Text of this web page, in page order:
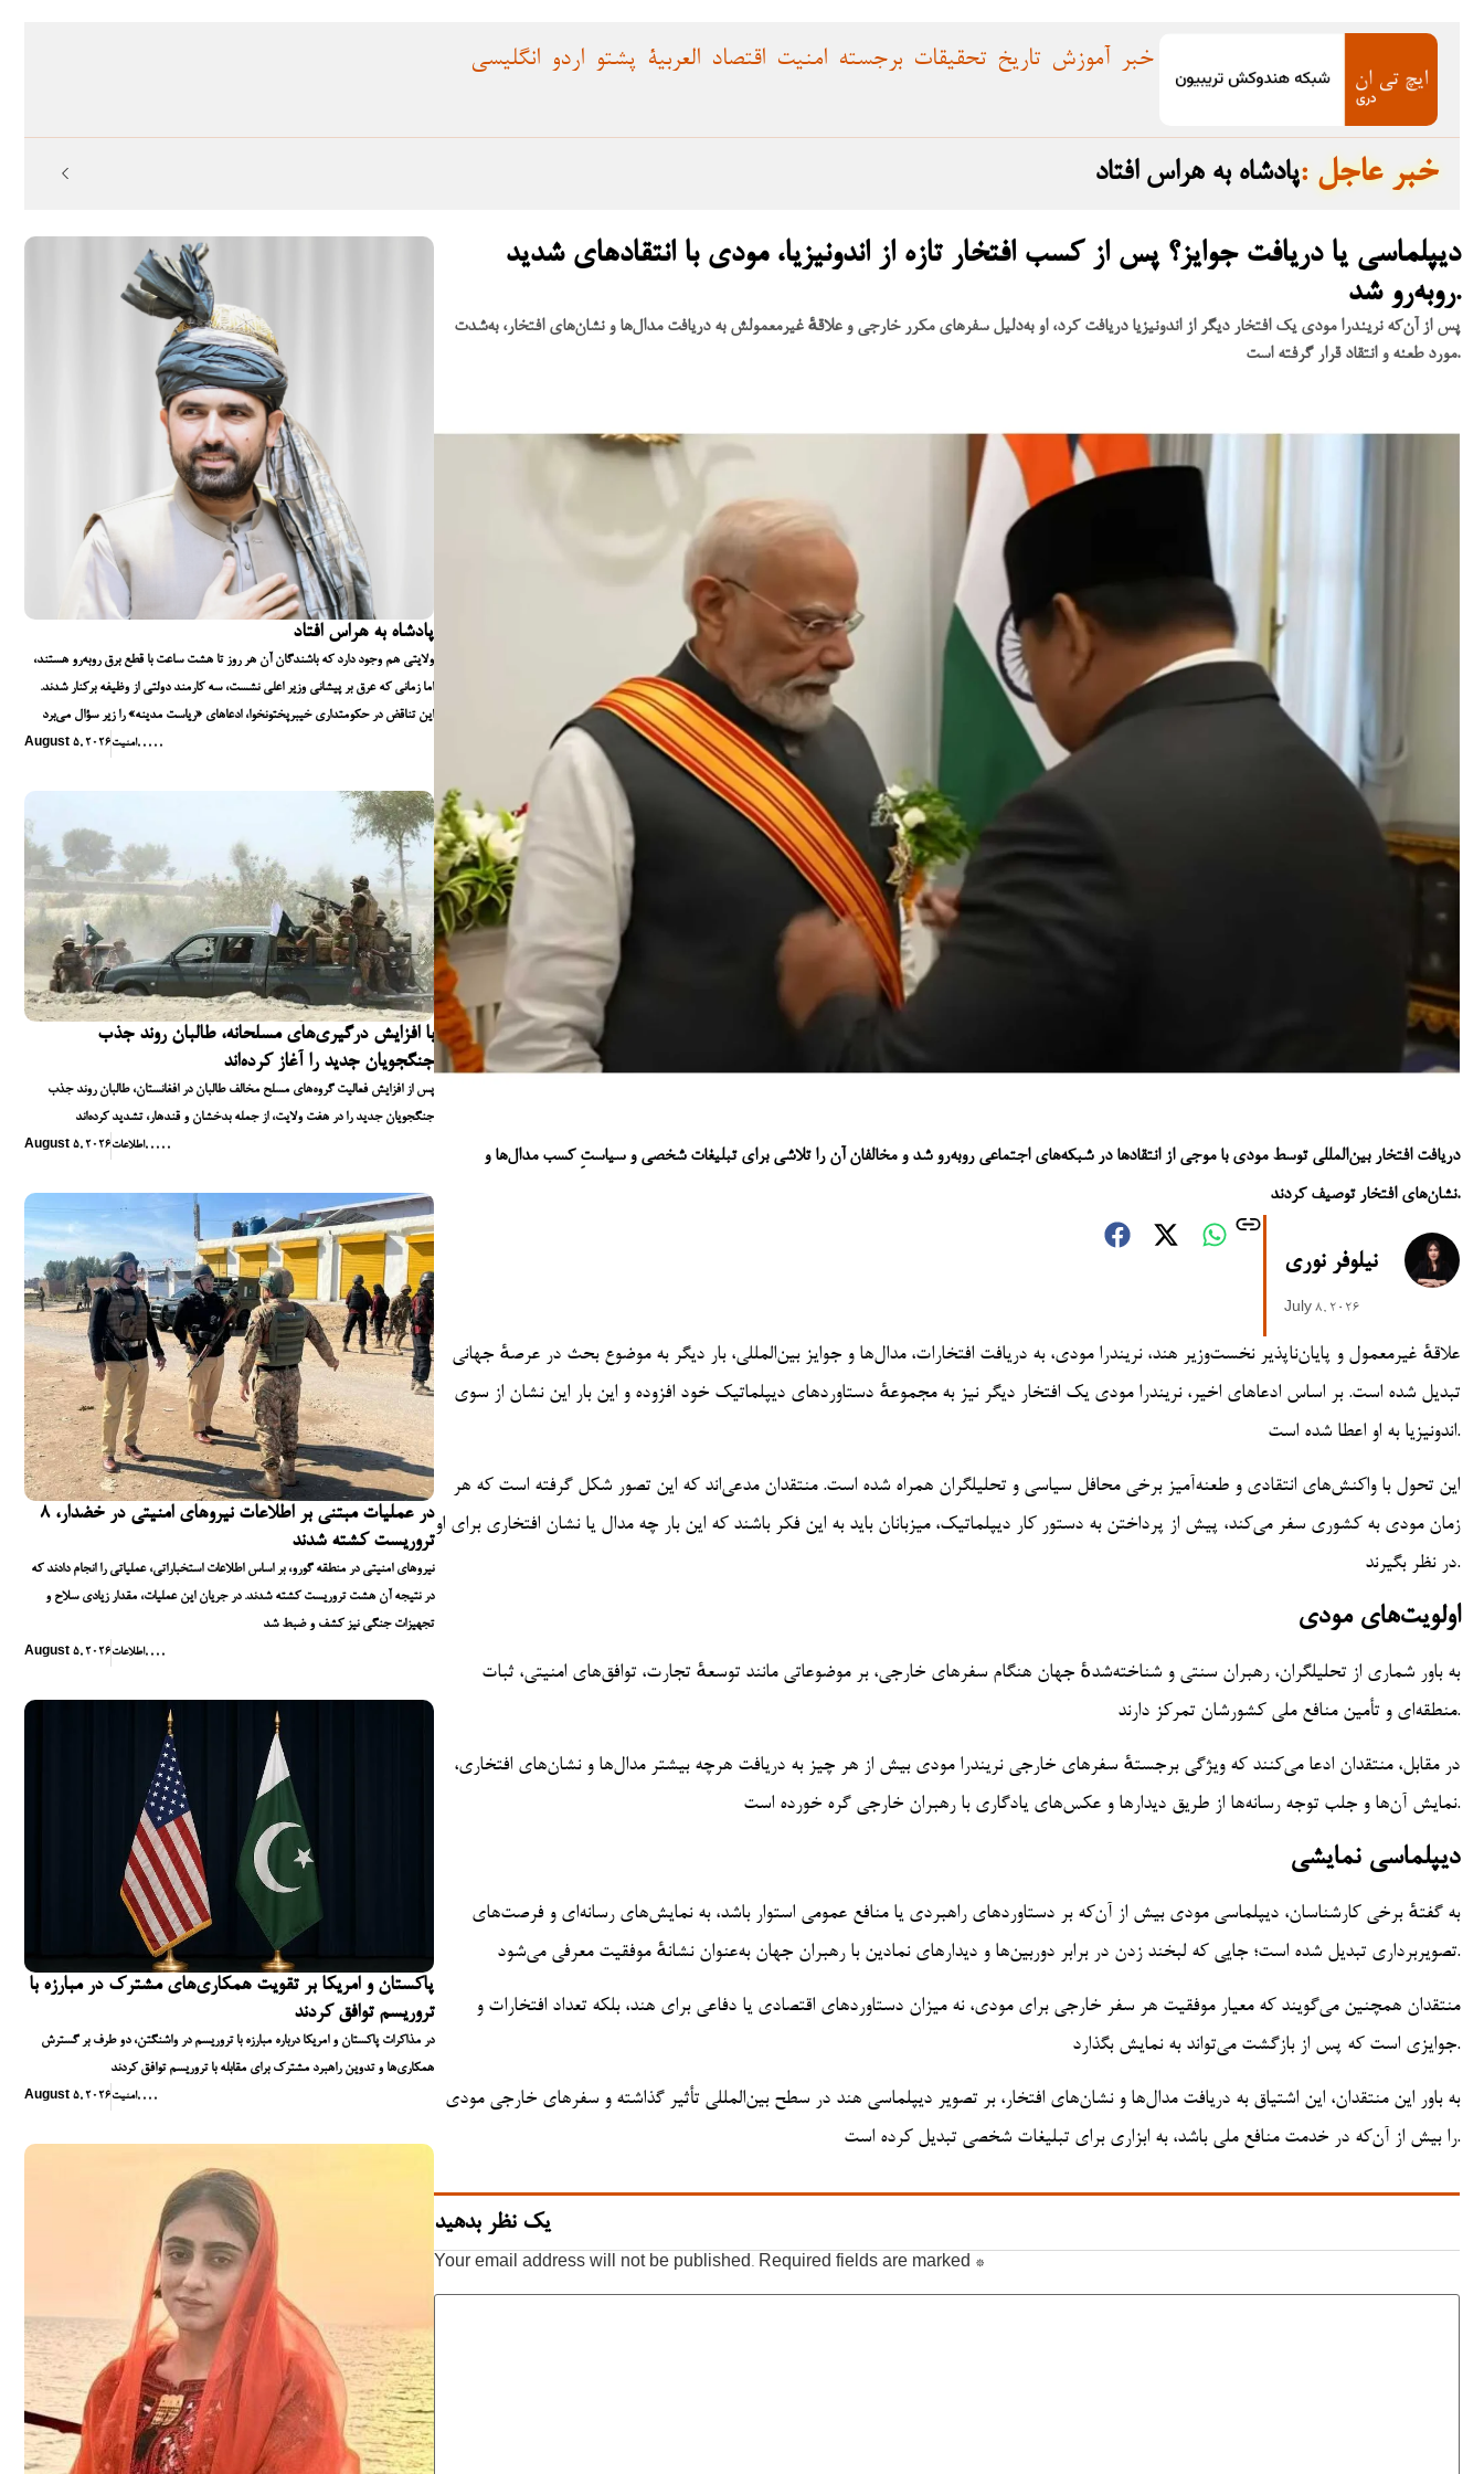
اقتصاد امنیت برجسته تحقیقات تاریخ آموزش خبر انگلیسی اردو پشتو العربية
پادشاه به هراس افتاد : خبر عاجل
پادشاه به هراس افتاد
ولایتی هم وجود دارد که باشندگان آن هر روز تا هشت ساعت با قطع برق روبه‌رو هستند،
اما زمانی که عرق بر پیشانی وزیر اعلی نشست، سه کارمند دولتی از وظیفه برکنار شدند.
این تناقض در حکومتداری خیبرپختونخوا، ادعاهای «ریاست مدینه» را زیر سؤال می‌برد
August 5, 2026امنیت, , , , ,
با افزایش درگیری‌های مسلحانه، طالبان روند جذب
جنگجویان جدید را آغاز کرده‌اند
پس از افزایش فعالیت گروه‌های مسلح مخالف طالبان در افغانستان، طالبان روند جذب
جنگجویان جدید را در هفت ولایت، از جمله بدخشان و قندهار، تشدید کرده‌اند
August 5, 2026اطلاعات, , , , ,
در عملیات مبتنی بر اطلاعات نیروهای امنیتی در خضدار، ۸
تروریست کشته شدند
نیروهای امنیتی در منطقه گورو، بر اساس اطلاعات استخباراتی، عملیاتی را انجام دادند که
در نتیجه آن هشت تروریست کشته شدند. در جریان این عملیات، مقدار زیادی سلاح و
تجهیزات جنگی نیز کشف و ضبط شد
August 5, 2026اطلاعات, , , ,
پاکستان و امریکا بر تقویت همکاری‌های مشترک در مبارزه با
تروریسم توافق کردند
در مذاکرات پاکستان و امریکا درباره مبارزه با تروریسم در واشنگتن، دو طرف بر گسترش
همکاری‌ها و تدوین راهبرد مشترک برای مقابله با تروریسم توافق کردند
August 5, 2026امنیت, , , ,
دیپلماسی یا دریافت جوایز؟ پس از کسب افتخار تازه از اندونیزیا، مودی با انتقادهای شدید
روبه‌رو شد.
پس از آن‌که نریندرا مودی یک افتخار دیگر از اندونیزیا دریافت کرد، او به‌دلیل سفرهای مکرر خارجی و علاقهٔ غیرمعمولش به دریافت مدال‌ها و نشان‌های افتخار، به‌شدت
مورد طعنه و انتقاد قرار گرفته است.
دریافت افتخار بین‌المللی توسط مودی با موجی از انتقادها در شبکه‌های اجتماعی روبه‌رو شد و مخالفان آن را تلاشی برای تبلیغات شخصی و سیاستِ کسب مدال‌ها و
نشان‌های افتخار توصیف کردند.
نیلوفر نوری
July 8, 2026
علاقهٔ غیرمعمول و پایان‌ناپذیر نخست‌وزیر هند، نریندرا مودی، به دریافت افتخارات، مدال‌ها و جوایز بین‌المللی، بار دیگر به موضوع بحث در عرصهٔ جهانی
تبدیل شده است. بر اساس ادعاهای اخیر، نریندرا مودی یک افتخار دیگر نیز به مجموعهٔ دستاوردهای دیپلماتیک خود افزوده و این بار این نشان از سوی
اندونیزیا به او اعطا شده است.
این تحول با واکنش‌های انتقادی و طعنه‌آمیز برخی محافل سیاسی و تحلیلگران همراه شده است. منتقدان مدعی‌اند که این تصور شکل گرفته است که هر
زمان مودی به کشوری سفر می‌کند، پیش از پرداختن به دستور کار دیپلماتیک، میزبانان باید به این فکر باشند که این بار چه مدال یا نشان افتخاری برای او
در نظر بگیرند.
اولویت‌های مودی
به باور شماری از تحلیلگران، رهبران سنتی و شناخته‌شدهٔ جهان هنگام سفرهای خارجی، بر موضوعاتی مانند توسعهٔ تجارت، توافق‌های امنیتی، ثبات
منطقه‌ای و تأمین منافع ملی کشورشان تمرکز دارند.
در مقابل، منتقدان ادعا می‌کنند که ویژگی برجستهٔ سفرهای خارجی نریندرا مودی بیش از هر چیز به دریافت هرچه بیشتر مدال‌ها و نشان‌های افتخاری،
نمایش آن‌ها و جلب توجه رسانه‌ها از طریق دیدارها و عکس‌های یادگاری با رهبران خارجی گره خورده است.
دیپلماسی نمایشی
به گفتهٔ برخی کارشناسان، دیپلماسی مودی بیش از آن‌که بر دستاوردهای راهبردی یا منافع عمومی استوار باشد، به نمایش‌های رسانه‌ای و فرصت‌های
تصویربرداری تبدیل شده است؛ جایی که لبخند زدن در برابر دوربین‌ها و دیدارهای نمادین با رهبران جهان به‌عنوان نشانهٔ موفقیت معرفی می‌شود.
منتقدان همچنین می‌گویند که معیار موفقیت هر سفر خارجی برای مودی، نه میزان دستاوردهای اقتصادی یا دفاعی برای هند، بلکه تعداد افتخارات و
جوایزی است که پس از بازگشت می‌تواند به نمایش بگذارد.
به باور این منتقدان، این اشتیاق به دریافت مدال‌ها و نشان‌های افتخار، بر تصویر دیپلماسی هند در سطح بین‌المللی تأثیر گذاشته و سفرهای خارجی مودی
را بیش از آن‌که در خدمت منافع ملی باشد، به ابزاری برای تبلیغات شخصی تبدیل کرده است.
یک نظر بدهید
Your email address will not be published. Required fields are marked *